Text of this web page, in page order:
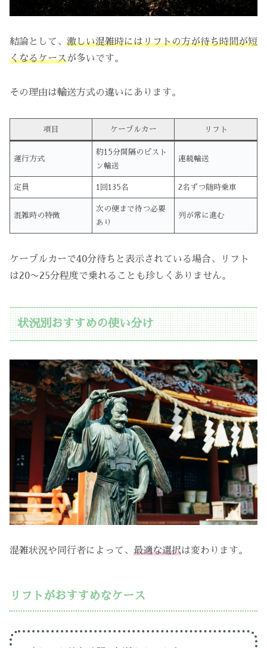
結論として、 激しい混雑時にはリフトの方が待ち時間が短
くなるケースが多いです。
その理由は輸送方式の違いにあります。
項目 ケーブルカー リフト
運行方式
約15分間隔のピスト
ン輸送
連続輸送
定員 1回135名 2名ずつ随時乗車
混雑時の特徴
次の便まで待つ必要
あり
列が常に進む
ケーブルカーで40分待ちと表示されている場合、リフト
は20〜25分程度で乗れることも珍しくありません。
状況別おすすめの使い分け
混雑状況や同行者によって、 最適な選択は変わります。
リフトがおすすめなケース